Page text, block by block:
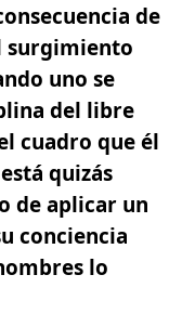
de
surgimiento
uno se
del libre
cuadro que él
quizás
de aplicar un
conciencia
lo